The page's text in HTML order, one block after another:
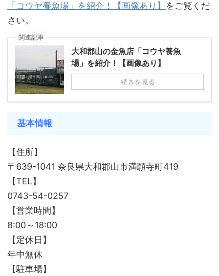
「コウヤ養魚場」を紹介！【画像あり】 をご覧くだ
さい。
関連記事
大和郡山の金魚店「コウヤ養魚
場」を紹介！【画像あり】
続きを見る
基本情報
【住所】
〒639-1041 奈良県大和郡山市満願寺町419
【TEL】
0743-54-0257
【営業時間】
8:00～18:00
【定休日】
年中無休
【駐車場】